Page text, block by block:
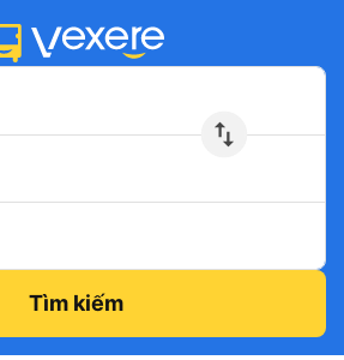
Tìm kiếm